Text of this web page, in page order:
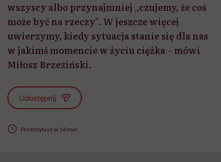
wszyscy albo przynajmniej „czujemy, że coś
może być na rzeczy”. W jeszcze więcej
uwierzymy, kiedy sytuacja stanie się dla nas
w jakimś momencie w życiu ciężka – mówi
Miłosz Brzeziński.
Udostępnij
Przeczytasz w 16 min